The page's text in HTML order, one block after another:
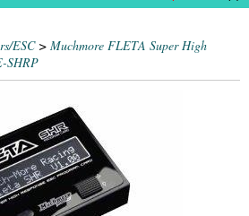
ESC> Muchmore FLETA Super High
SHRP